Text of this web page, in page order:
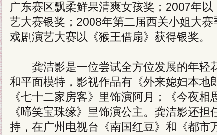
广东赛区飘柔鲜果清爽女孩奖；2007年
艺大赛银奖；2008年第二届西关小姐大
戏剧演艺大赛以《猴王借扇》获得银奖。
龚洁影是一位尝试全方位发展的年轻
和平面模特，影视作品有《外来媳妇本地
《七十二家房客》里饰演阿月；《今夜
《啼笑宝珠缘》里饰演公主。龚洁影还
持，在广州电视台《南国红豆》和《都市